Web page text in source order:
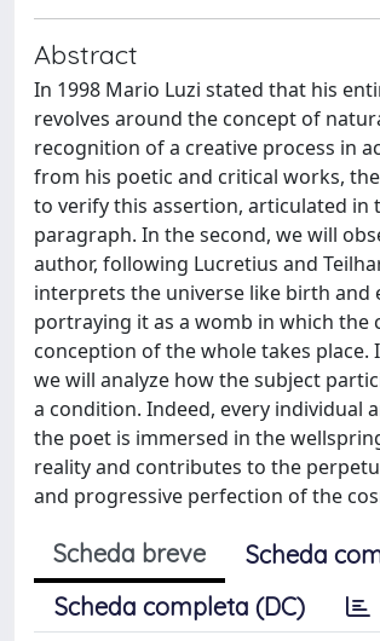
Abstract
In 1998 Mario Luzi stated that his
revolves around the concept of
recognition of a creative process in
from his poetic and critical works,
to verify this assertion, articulated in
paragraph. In the second, we will
author, following Lucretius and
interprets the universe like birth and
portraying it as a womb in which the
conception of the whole takes place.
we will analyze how the subject
a condition. Indeed, every individual
the poet is immersed in the
reality and contributes to the
and progressive perfection of the
Scheda breve
Scheda
Scheda completa (DC)